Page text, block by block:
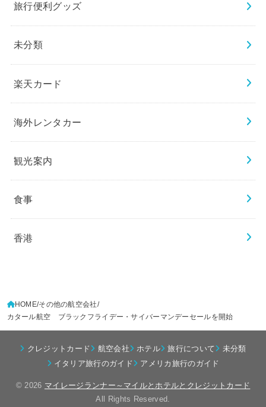
旅行便利グッズ
未分類
楽天カード
海外レンタカー
観光案内
食事
香港
HOME その他の航空会社
カタール航空 ブラックフライデー・サイバーマンデーセールを開始
クレジットカード 航空会社 ホテル 旅行について
未分類
イタリア旅行のガイド
アメリカ旅行のガイド
© 2026 マイレージランナー～マイルとホテルとクレジットカード
All Rights Reserved.